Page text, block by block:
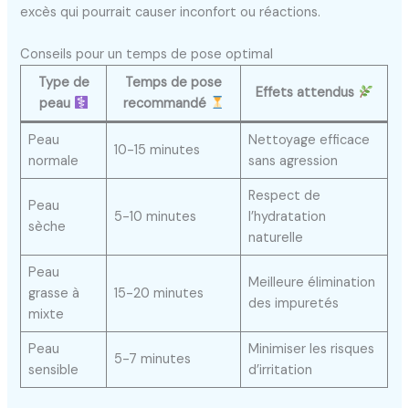
excès qui pourrait causer inconfort ou réactions.
Conseils pour un temps de pose optimal
Type de
peau
Temps de pose
recommandé
Effets attendus
Peau
normale
10-15 minutes
Nettoyage efficace
sans agression
Peau
sèche
5-10 minutes
Respect de
l’hydratation
naturelle
Peau
grasse à
mixte
15-20 minutes
Meilleure élimination
des impuretés
Peau
sensible
5-7 minutes
Minimiser les risques
d’irritation